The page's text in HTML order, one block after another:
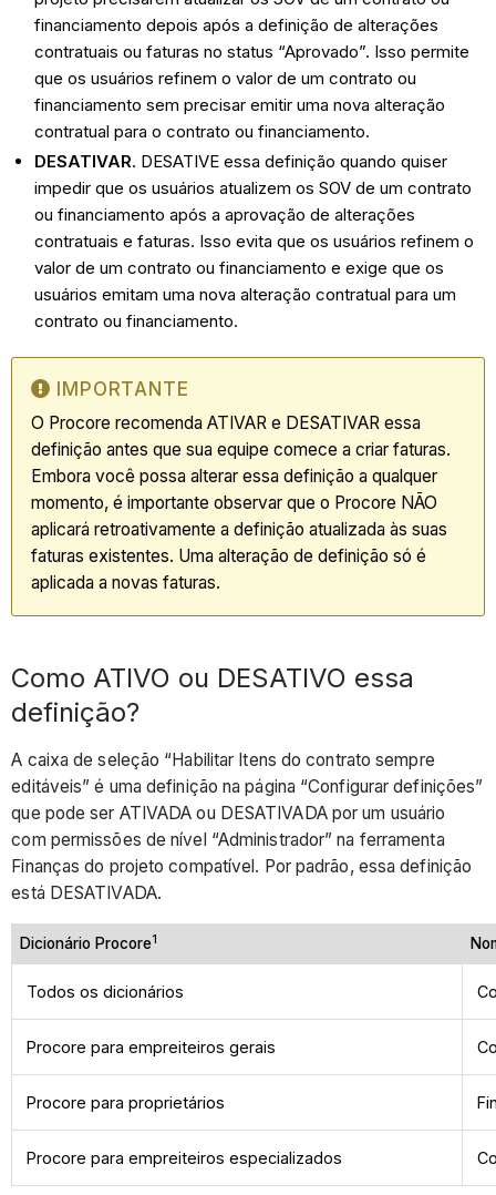
financiamento depois após a definição de alterações
contratuais ou faturas no status “Aprovado”. Isso permite
que os usuários refinem o valor de um contrato ou
financiamento sem precisar emitir uma nova alteração
contratual para o contrato ou financiamento.
DESATIVAR. DESATIVE essa definição quando quiser
impedir que os usuários atualizem os SOV de um contrato
ou financiamento após a aprovação de alterações
contratuais e faturas. Isso evita que os usuários refinem o
valor de um contrato ou financiamento e exige que os
usuários emitam uma nova alteração contratual para um
contrato ou financiamento.
IMPORTANTE
O Procore recomenda ATIVAR e DESATIVAR essa
definição antes que sua equipe comece a criar faturas.
Embora você possa alterar essa definição a qualquer
momento, é importante observar que o Procore NÃO
aplicará retroativamente a definição atualizada às suas
faturas existentes. Uma alteração de definição só é
aplicada a novas faturas.
Como ATIVO ou DESATIVO essa
definição?
A caixa de seleção “Habilitar Itens do contrato sempre
editáveis” é uma definição na página “Configurar definições”
que pode ser ATIVADA ou DESATIVADA por um usuário
com permissões de nível “Administrador” na ferramenta
Finanças do projeto compatível. Por padrão, essa definição
está DESATIVADA.
Dicionário Procore1
Todos os dicionários
Procore para empreiteiros gerais
Procore para proprietários
Procore para empreiteiros especializados